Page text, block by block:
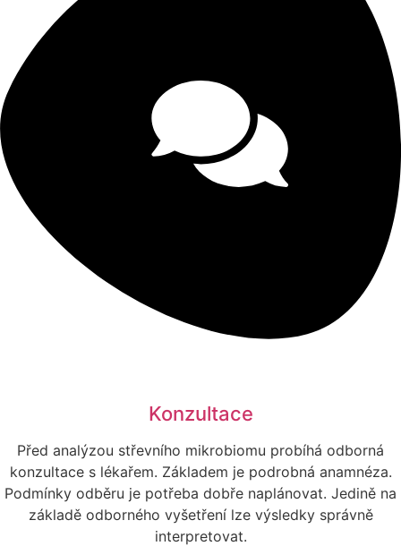
Konzultace​
Před analýzou střevního mikrobiomu probíhá odborná
konzultace s lékařem. Základem je podrobná anamnéza.
Podmínky odběru je potřeba dobře naplánovat. Jedině na
základě odborného vyšetření lze výsledky správně
interpretovat.